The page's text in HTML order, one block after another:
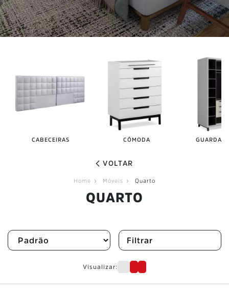
CABECEIRAS CÔMODA GUARDA-
VOLTAR
Home Móveis Quarto
QUARTO
Filtrar
Visualizar: